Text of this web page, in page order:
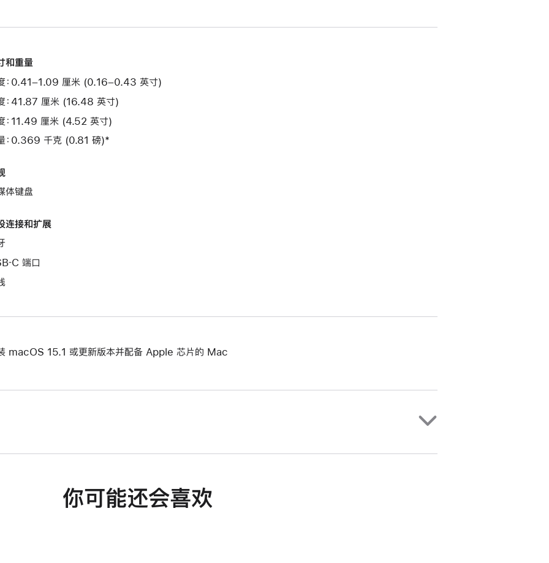
和重量
：0.41–1.09 厘米 (0.16–0.43 英寸)
：41.87 厘米 (16.48 英寸)
：11.49 厘米 (4.52 英寸)
：0.369 千克 (0.81 磅)*
体键盘
连接和扩展
端口
macOS 15.1 或更新版本并配备 Apple 芯片的 Mac
你可能还会喜欢